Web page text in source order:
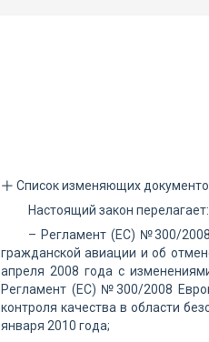
Список изменяющих
Настоящий закон перелагает:
– Регламент (ЕС) №300/2008
гражданской авиации и об
апреля 2008 года с
Регламент (ЕС) №300/2008
контроля качества в области
января 2010 года;